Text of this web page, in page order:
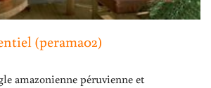
(perama02)
amazonienne péruvienne et